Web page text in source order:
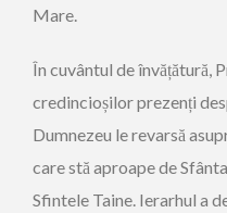
Mare.
În cuvântul de învățătură,
credincioșilor prezenți
Dumnezeu le revarsă
care stă aproape de
Sfintele Taine. Ierarhul a